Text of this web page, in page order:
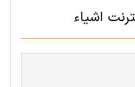
اشیاء